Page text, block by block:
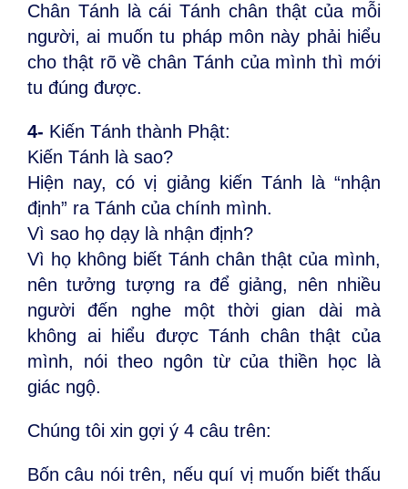
Chân Tánh là cái Tánh chân thật của mỗi
người, ai muốn tu pháp môn này phải hiểu
cho thật rõ về chân Tánh của mình thì mới
tu đúng được.
4- Kiến Tánh thành Phật:
Kiến Tánh là sao?
Hiện nay, có vị giảng kiến Tánh là “nhận
định” ra Tánh của chính mình.
Vì sao họ dạy là nhận định?
Vì họ không biết Tánh chân thật của mình,
nên tưởng tượng ra để giảng, nên nhiều
người đến nghe một thời gian dài mà
không ai hiểu được Tánh chân thật của
mình, nói theo ngôn từ của thiền học là
giác ngộ.
Chúng tôi xin gợi ý 4 câu trên:
Bốn câu nói trên, nếu quí vị muốn biết thấu